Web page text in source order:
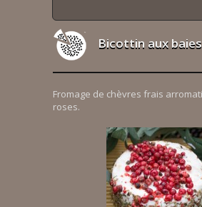
Bicottin aux
Fromage de chèvres frais
roses.